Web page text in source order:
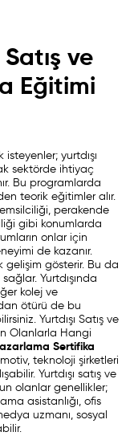
ve
Eğitimi
yurtdışı
sektörde ihtiyaç
Bu programlarda
teorik eğitimler alır.
perakende
gibi konumlarda
onlar için
de kazanır.
gelişim gösterir. Bu da
Yurtdışında
kolej ve
ötürü de bu
Yurtdışı Satış ve
Olanlarla Hangi
Sertifika
teknoloji şirketleri
Yurtdışı satış ve
olanlar genellikler;
asistanlığı, ofis
uzmanı, sosyal